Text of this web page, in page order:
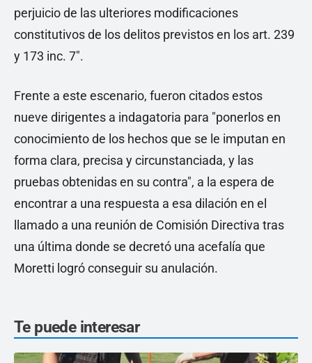
perjuicio de las ulteriores modificaciones
constitutivos de los delitos previstos en los art. 239
y 173 inc. 7".
Frente a este escenario, fueron citados estos
nueve dirigentes a indagatoria para "ponerlos en
conocimiento de los hechos que se le imputan en
forma clara, precisa y circunstanciada, y las
pruebas obtenidas en su contra", a la espera de
encontrar a una respuesta a esa dilación en el
llamado a una reunión de Comisión Directiva tras
una última donde se decretó una acefalía que
Moretti logró conseguir su anulación.
Te puede interesar